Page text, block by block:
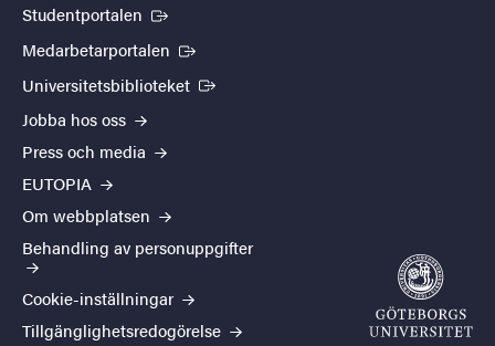
Studentportalen (Extern länk)
Medarbetarportalen (Extern länk)
Universitetsbiblioteket (Extern länk)
Jobba hos oss
Press och media
EUTOPIA
Om webbplatsen
Behandling av personuppgifter
Cookie-inställningar
Tillgänglighetsredogörelse